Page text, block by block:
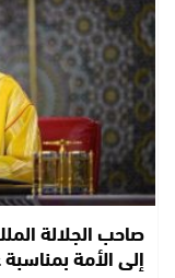
صاحب الجلالة
إلى الأمة